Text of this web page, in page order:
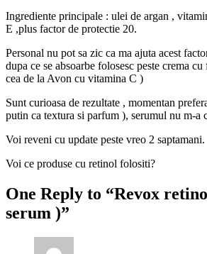
Ingrediente principale : ulei de argan ,
E ,plus factor de protectie 20.
Personal nu pot sa zic ca ma ajuta acest
dupa ce se absoarbe folosesc peste crema
cea de la Avon cu vitamina C )
Sunt curioasa de rezultate , momentan
putin ca textura si parfum ), serumul nu m-
Voi reveni cu update peste vreo 2 saptamani.
Voi ce produse cu retinol folositi?
One Reply to “Revox
serum )”